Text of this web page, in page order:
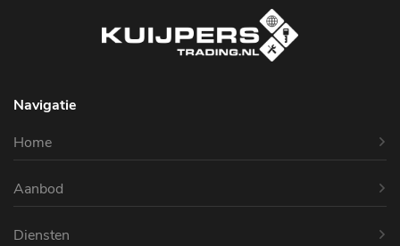
Navigatie
Home
Aanbod
Diensten